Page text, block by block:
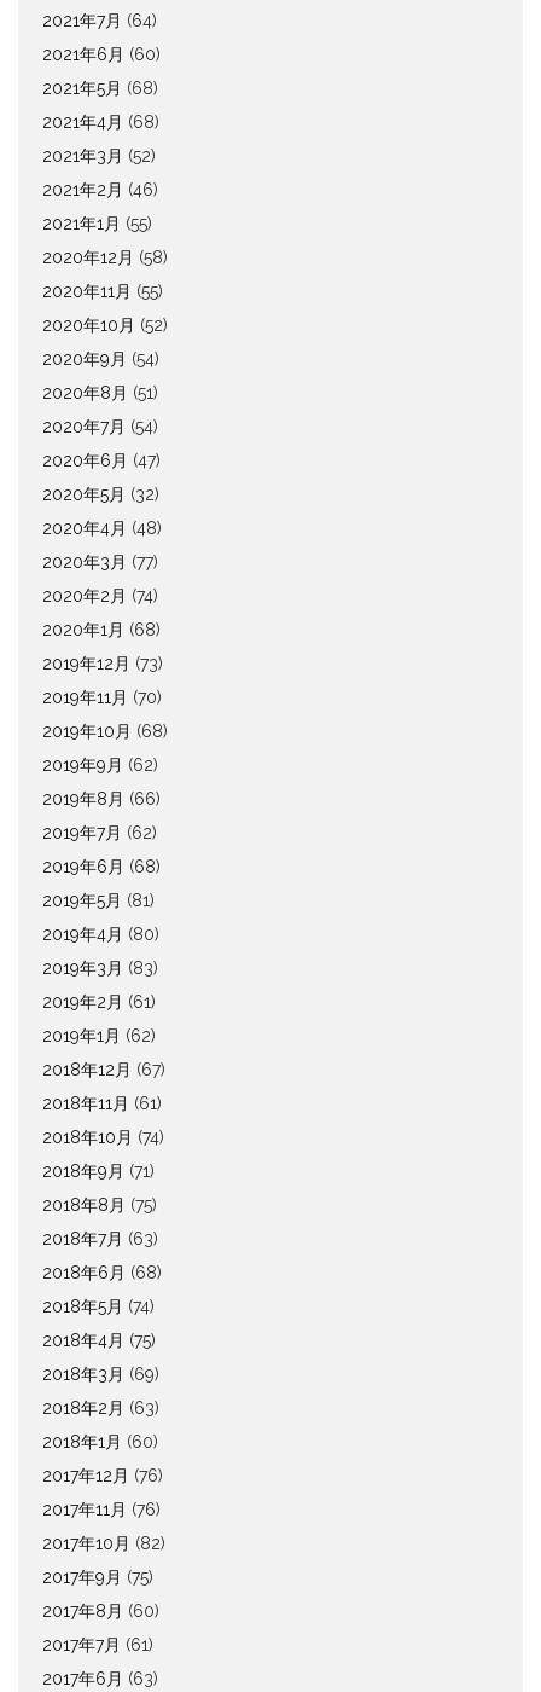
2021年7月 (64)
2021年6月 (60)
2021年5月 (68)
2021年4月 (68)
2021年3月 (52)
2021年2月 (46)
2021年1月 (55)
2020年12月 (58)
2020年11月 (55)
2020年10月 (52)
2020年9月 (54)
2020年8月 (51)
2020年7月 (54)
2020年6月 (47)
2020年5月 (32)
2020年4月 (48)
2020年3月 (77)
2020年2月 (74)
2020年1月 (68)
2019年12月 (73)
2019年11月 (70)
2019年10月 (68)
2019年9月 (62)
2019年8月 (66)
2019年7月 (62)
2019年6月 (68)
2019年5月 (81)
2019年4月 (80)
2019年3月 (83)
2019年2月 (61)
2019年1月 (62)
2018年12月 (67)
2018年11月 (61)
2018年10月 (74)
2018年9月 (71)
2018年8月 (75)
2018年7月 (63)
2018年6月 (68)
2018年5月 (74)
2018年4月 (75)
2018年3月 (69)
2018年2月 (63)
2018年1月 (60)
2017年12月 (76)
2017年11月 (76)
2017年10月 (82)
2017年9月 (75)
2017年8月 (60)
2017年7月 (61)
2017年6月 (63)